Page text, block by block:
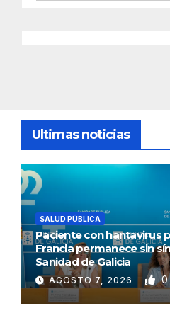
Ultimas noticias
SALUD PÚBLICA
Paciente con hantavirus
Francia permanece sin
Sanidad de Galicia
AGOSTO 7, 2026 0